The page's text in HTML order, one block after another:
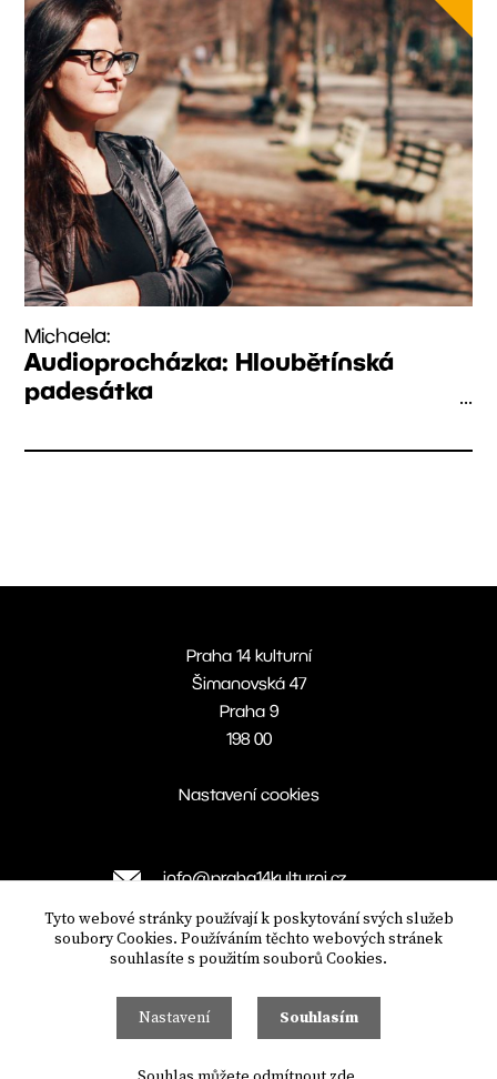
Michaela:
Audioprocházka: Hloubětínská
padesátka
...
Praha 14 kulturní
Šimanovská 47
Praha 9
198 00
Nastavení cookies
info@praha14kulturni.cz
mcpraha14
Tyto webové stránky používají k poskytování svých služeb
soubory Cookies. Používáním těchto webových stránek
souhlasíte s použitím souborů Cookies.
Nastavení Souhlasím